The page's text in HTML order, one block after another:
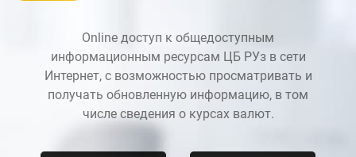
Online доступ к общедоступным
информационным ресурсам ЦБ РУз в сети
Интернет, с возможностью просматривать и
получать обновленную информацию, в том
числе сведения о курсах валют.